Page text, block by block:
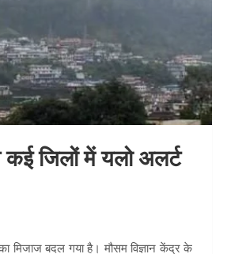
कई जिलों में यलो अलर्ट
मिजाज बदल गया है। मौसम विज्ञान केंद्र के